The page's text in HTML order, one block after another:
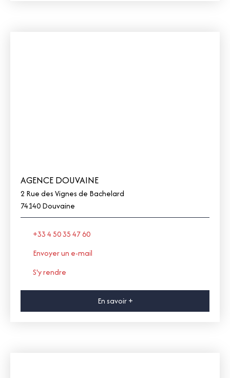
AGENCE DOUVAINE
2 Rue des Vignes de Bachelard
74140 Douvaine
+33 4 50 35 47 60
Envoyer un e-mail
S'y rendre
En savoir +